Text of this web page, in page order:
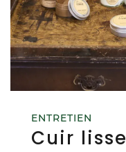
ENTRETIEN
Cuir lisse